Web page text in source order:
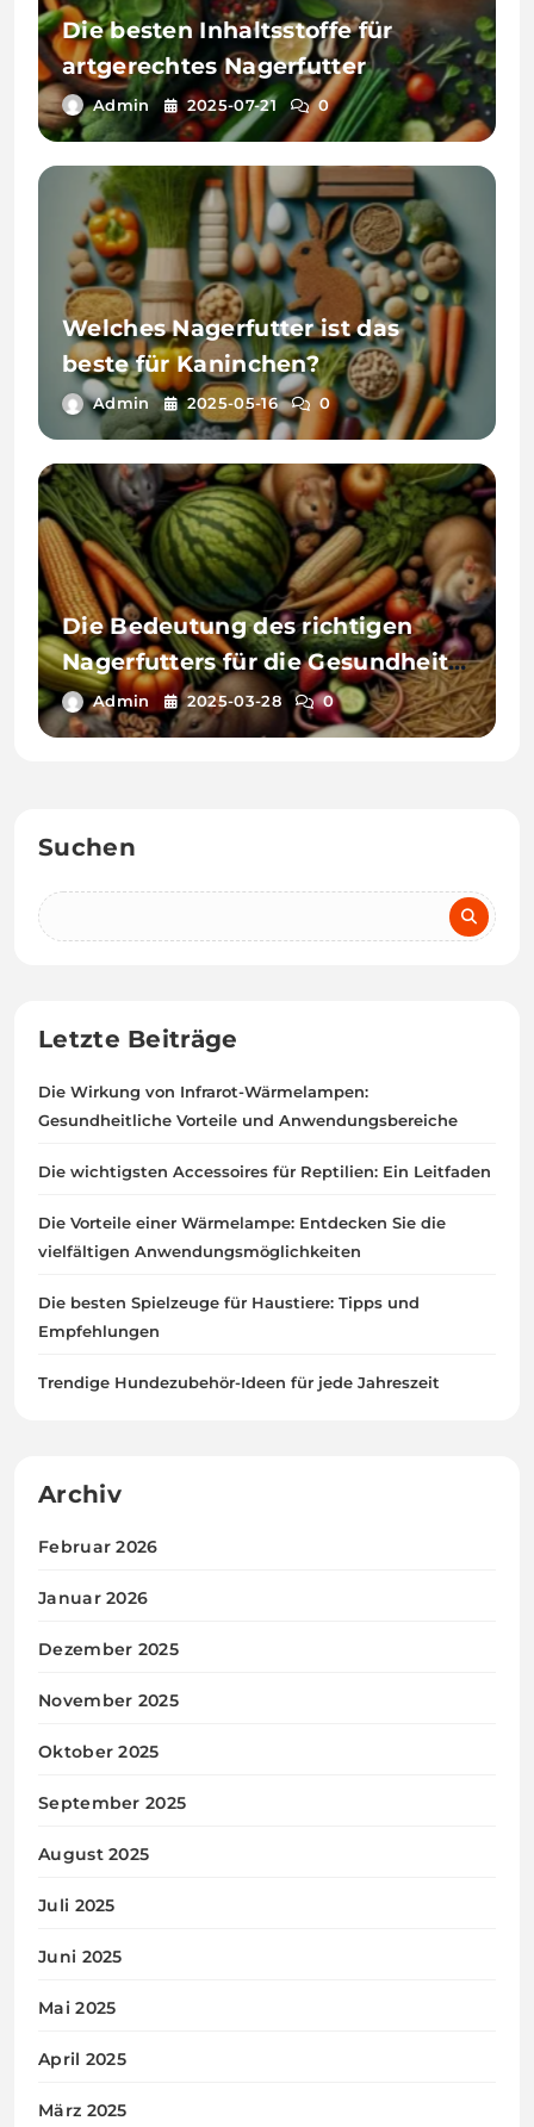
Die besten Inhaltsstoffe für
artgerechtes Nagerfutter
Admin 2025-07-21 0
Welches Nagerfutter ist das
beste für Kaninchen?
Admin 2025-05-16 0
Die Bedeutung des richtigen
Nagerfutters für die Gesundheit
von Nagetieren
Admin 2025-03-28 0
Suchen
Letzte Beiträge
Die Wirkung von Infrarot-Wärmelampen:
Gesundheitliche Vorteile und Anwendungsbereiche
Die wichtigsten Accessoires für Reptilien: Ein Leitfaden
Die Vorteile einer Wärmelampe: Entdecken Sie die
vielfältigen Anwendungsmöglichkeiten
Die besten Spielzeuge für Haustiere: Tipps und
Empfehlungen
Trendige Hundezubehör-Ideen für jede Jahreszeit
Archiv
Februar 2026
Januar 2026
Dezember 2025
November 2025
Oktober 2025
September 2025
August 2025
Juli 2025
Juni 2025
Mai 2025
April 2025
März 2025